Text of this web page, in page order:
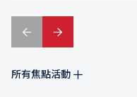
所有焦點活動